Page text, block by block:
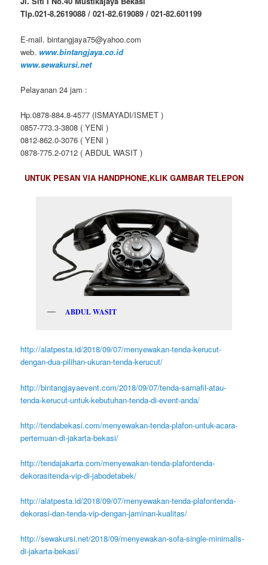
Tlp.021-8.2619088 / 021-82.619089 / 021-82.601199
E-mail. bintangjaya75@yahoo.com
web. www.bintangjaya.co.id
www.sewakursi.net
Pelayanan 24 jam :
Hp.0878-884.8-4577 (ISMAYADI/ISMET )
0857-773.3-3808 ( YENI )
0812-862.0-3076 ( YENI )
0878-775.2-0712 ( ABDUL WASIT )
UNTUK PESAN VIA HANDPHONE,KLIK GAMBAR TELEPON
ABDUL WASIT
http://alatpesta.id/2018/09/07/menyewakan-tenda-kerucut-
dengan-dua-pilihan-ukuran-tenda-kerucut/
http://bintangjayaevent.com/2018/09/07/tenda-sarnafil-atau-
tenda-kerucut-untuk-kebutuhan-tenda-di-event-anda/
http://tendabekasi.com/menyewakan-tenda-plafon-untuk-acara-
pertemuan-di-jakarta-bekasi/
http://tendajakarta.com/menyewakan-tenda-plafontenda-
dekorasitenda-vip-di-jabodetabek/
http://alatpesta.id/2018/09/07/menyewakan-tenda-plafontenda-
dekorasi-dan-tenda-vip-dengan-jaminan-kualitas/
http://sewakursi.net/2018/09/menyewakan-sofa-single-minimalis-
di-jakarta-bekasi/